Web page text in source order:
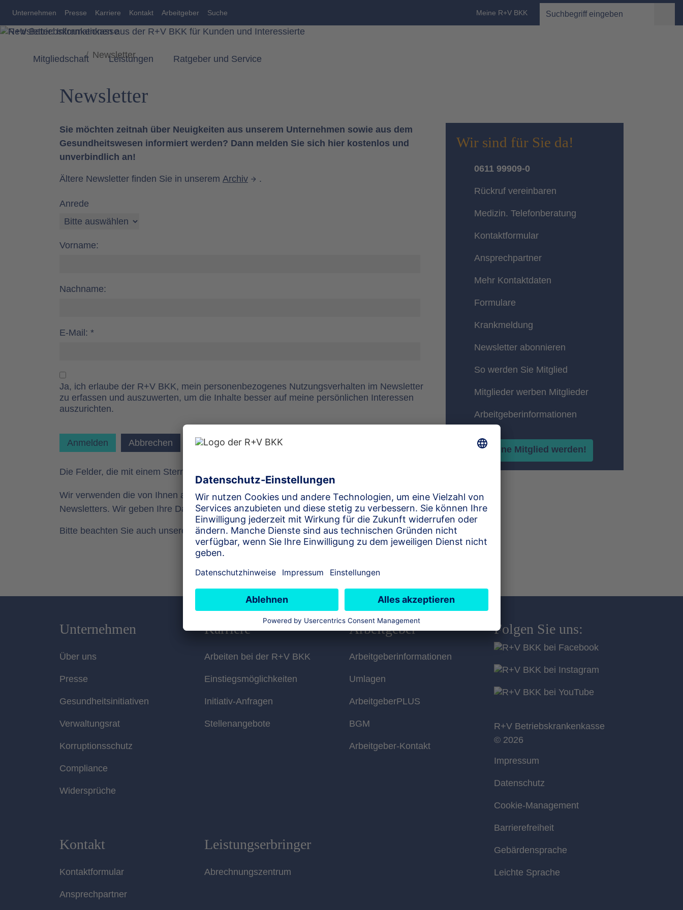
Unternehmen Presse Karriere Kontakt Arbeitgeber Suche Meine R+V BKK
Suche Desktop
Mitgliedschaft Leistungen Ratgeber und Service
Newsletter
Newsletter
Sie möchten zeitnah über Neuigkeiten aus unserem Unternehmen sowie aus dem
Gesundheitswesen informiert werden? Dann melden Sie sich hier kostenlos und
unverbindlich an!
Ältere Newsletter finden Sie in unserem Archiv .
Anrede
Vorname:
Nachname:
E-Mail: *
Ja, ich erlaube der R+V BKK, mein personenbezogenes Nutzungsverhalten im Newsletter
zu erfassen und auszuwerten, um die Inhalte besser auf meine persönlichen Interessen
auszurichten.
Die Felder, die mit einem Stern (*) markiert sind, müssen ausgefüllt werden.
Wir verwenden die von Ihnen angegebenen Daten ausschließlich zum Versand unseres
Newsletters. Wir geben Ihre Daten nicht an Dritte weiter.
Bitte beachten Sie auch unsere Datenschutzhinweise .
Wir sind für Sie da!
0611 99909-0
Rückruf vereinbaren
Medizin. Telefonberatung
Kontaktformular
Ansprechpartner
Mehr Kontaktdaten
Formulare
Krankmeldung
Newsletter abonnieren
So werden Sie Mitglied
Mitglieder werben Mitglieder
Arbeitgeberinformationen
Online Mitglied werden!
Unternehmen
Über uns
Presse
Gesundheitsinitiativen
Verwaltungsrat
Korruptionsschutz
Compliance
Widersprüche
Karriere
Arbeiten bei der R+V BKK
Einstiegsmöglichkeiten
Initiativ-Anfragen
Stellenangebote
Arbeitgeber
Arbeitgeberinformationen
Umlagen
ArbeitgeberPLUS
BGM
Arbeitgeber-Kontakt
Kontakt
Kontaktformular
Ansprechpartner
Leistungserbringer
Abrechnungszentrum
Folgen Sie uns:
R+V Betriebskrankenkasse
© 2026
Impressum
Datenschutz
Cookie-Management
Barrierefreiheit
Gebärdensprache
Leichte Sprache